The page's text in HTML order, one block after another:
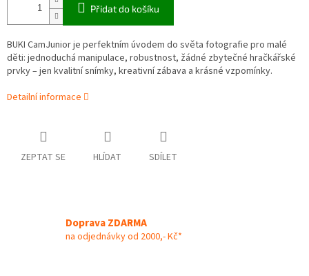
Přidat do košíku
BUKI CamJunior je perfektním úvodem do světa fotografie pro malé
děti: jednoduchá manipulace, robustnost, žádné zbytečné hračkářské
prvky – jen kvalitní snímky, kreativní zábava a krásné vzpomínky.
Detailní informace
ZEPTAT SE HLÍDAT SDÍLET
Doprava ZDARMA
na odjednávky od 2000,- Kč*